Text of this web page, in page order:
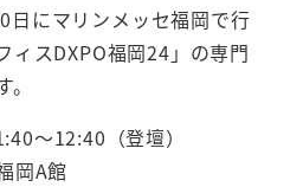
にマリンメッセ福岡で行
ィスDXPO福岡24」の専門
～12:40（登壇）
岡A館